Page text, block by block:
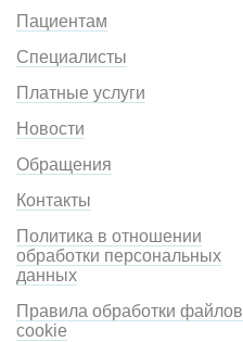
Пациентам
Специалисты
Платные услуги
Новости
Обращения
Контакты
Политика в отношении
обработки персональных
данных
Правила обработки файлов
cookie